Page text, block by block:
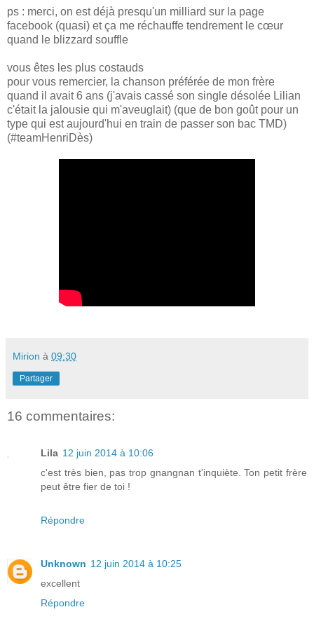
ps : merci, on est déjà presqu'un milliard sur la page
facebook (quasi) et ça me réchauffe tendrement le cœur
quand le blizzard souffle
vous êtes les plus costauds
pour vous remercier, la chanson préférée de mon frère
quand il avait 6 ans (j'avais cassé son single désolée Lilian
c'était la jalousie qui m'aveuglait) (que de bon goût pour un
type qui est aujourd'hui en train de passer son bac TMD)
(#teamHenriDès)
Mirion à 09:30
Partager
16 commentaires:
Lila 12 juin 2014 à 10:06
c'est très bien, pas trop gnangnan t'inquiète. Ton petit frère
peut être fier de toi !
Répondre
Unknown 12 juin 2014 à 10:25
excellent
Répondre